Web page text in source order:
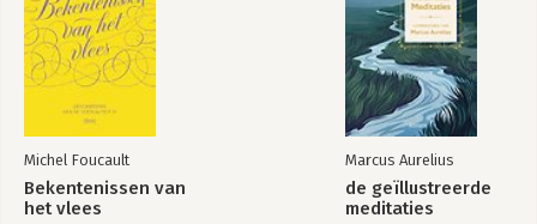
Michel Foucault
Bekentenissen van
het vlees
Marcus Aurelius
de geïllustreerde
meditaties